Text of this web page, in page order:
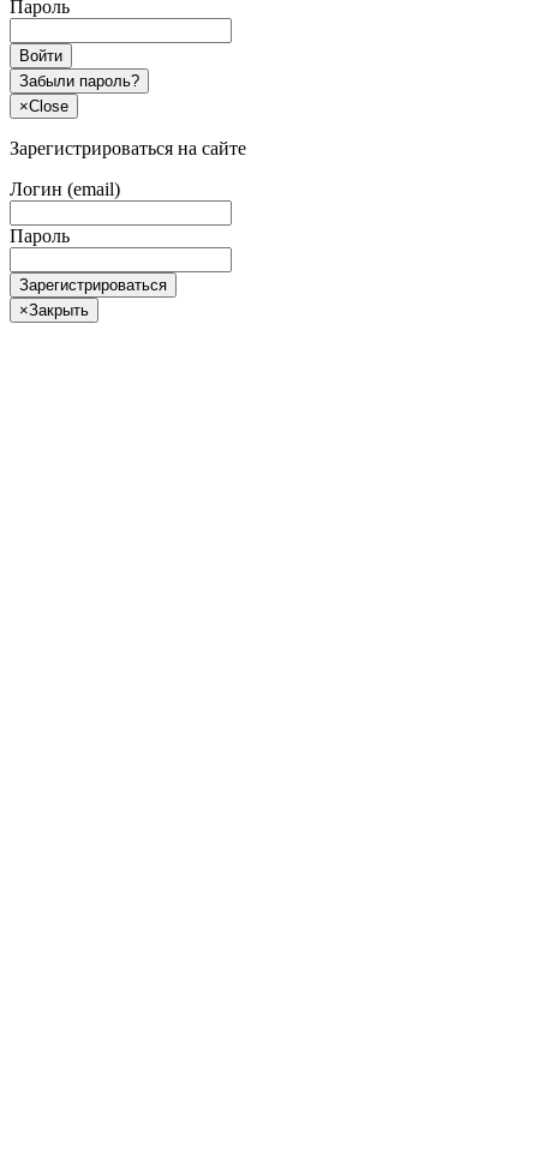
Пароль
Войти
Забыли пароль?
×Close
Зарегистрироваться на сайте
Логин (email)
Пароль
Зарегистрироваться
×Закрыть